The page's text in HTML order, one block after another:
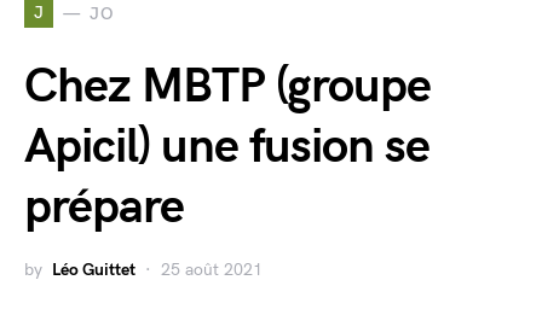
J JO
Chez MBTP (groupe
Apicil) une fusion se
prépare
by Léo Guittet 25 août 2021